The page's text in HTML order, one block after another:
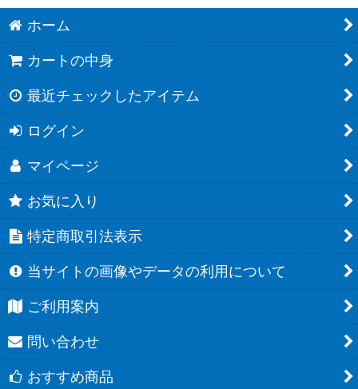
ホーム
カートの中身
最近チェックしたアイテム
ログイン
マイページ
お気に入り
特定商取引法表示
当サイトの画像やデータの利用について
ご利用案内
問い合わせ
おすすめ商品